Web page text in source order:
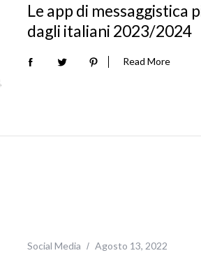
Le app di messaggistica
dagli italiani 2023/2024
Read More
Social Media Agosto 13, 2022